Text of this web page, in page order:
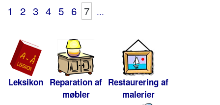
1 2 3 4 5 6 7 ...
Leksikon Reparation af
møbler
Restaurering af
malerier